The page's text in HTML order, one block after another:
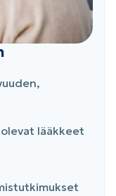
lääkkeet